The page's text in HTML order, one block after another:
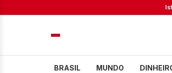
BRASIL MUNDO